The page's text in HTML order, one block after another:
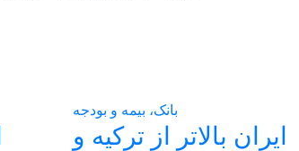
بانک، بیمه و بودجه
ایران بالاتر از ترکیه و